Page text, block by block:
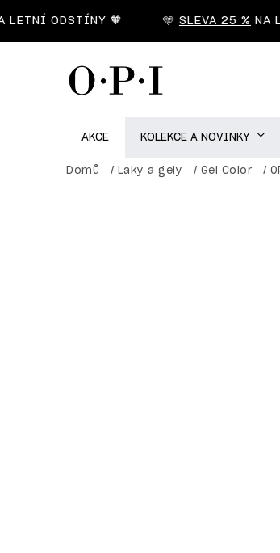
ODSTÍNY 🧡 🩵SLEVA 25 % NA
AKCE KOLEKCE A NOVINKY
Domů / Laky a gely / Gel Color /